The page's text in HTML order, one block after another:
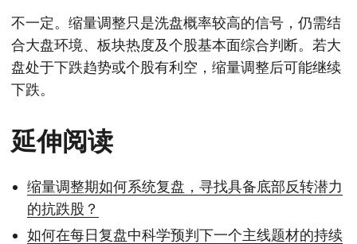
不一定。缩量调整只是洗盘概率较高的信号，仍需结
合大盘环境、板块热度及个股基本面综合判断。若大
盘处于下跌趋势或个股有利空，缩量调整后可能继续
下跌。
延伸阅读
缩量调整期如何系统复盘，寻找具备底部反转潜力
的抗跌股？
如何在每日复盘中科学预判下一个主线题材的持续